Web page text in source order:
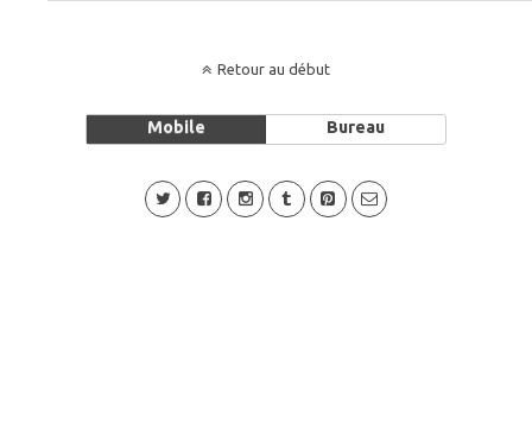
Retour au début
Mobile Bureau